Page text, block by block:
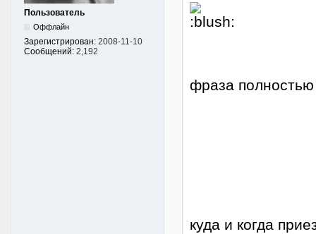
Пользователь
Оффлайн
Зарегистрирован: 2008-11-10
Сообщений: 2,192
фраза
куда и когда